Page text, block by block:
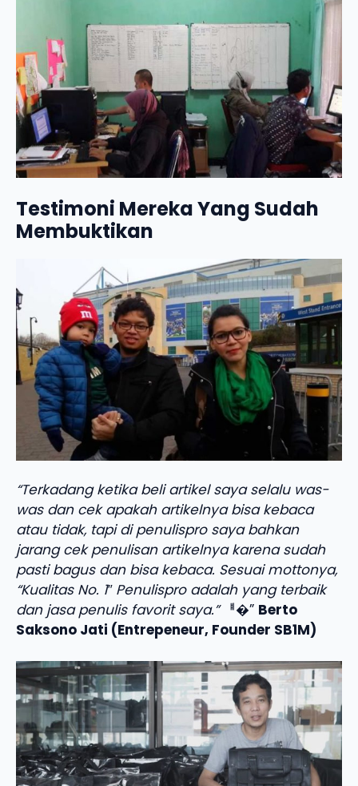
Testimoni Mereka Yang Sudah
Membuktikan
“Terkadang ketika beli artikel saya selalu was-
was dan cek apakah artikelnya bisa kebaca
atau tidak, tapi di penulispro saya bahkan
jarang cek penulisan artikelnya karena sudah
pasti bagus dan bisa kebaca. Sesuai mottonya,
“Kualitas No. 1″ Penulispro adalah yang terbaik
dan jasa penulis favorit saya.”ퟀ�” Berto
Saksono Jati (Entrepeneur, Founder SB1M)